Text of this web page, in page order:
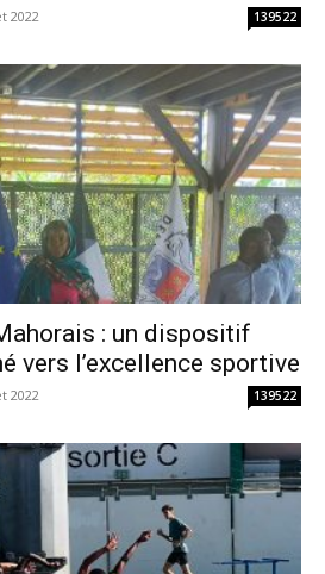
2022 139522
: un dispositif
vers l’excellence sportive
2022 139522